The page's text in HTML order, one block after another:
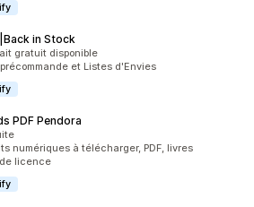
in Stock
gratuit disponible
et Listes d'Envies
PDF Pendora
numériques à télécharger, PDF, livres
licence